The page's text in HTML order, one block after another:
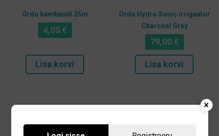
Ordo hambaniit 25m
4,05€
Lisa korvi
Ordo Hydro Sonic irrigaator
Charcoal Grey
79,00€
Lisa korvi